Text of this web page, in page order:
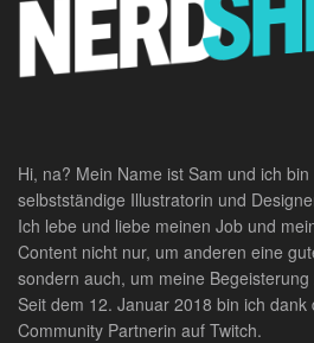
Hi, na? Mein Name ist Sam und ich
selbstständige Illustratorin und
Ich lebe und liebe meinen Job und
Content nicht nur, um anderen eine
sondern auch, um meine Begeisterung
Seit dem 12. Januar 2018 bin ich
Community Partnerin auf Twitch.